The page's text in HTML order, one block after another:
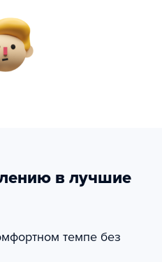
в лучшие
темпе без